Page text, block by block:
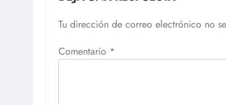
Tu dirección de correo electrónico no
Comentario *